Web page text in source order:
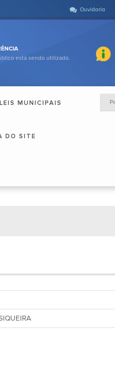
Ouvidoria
está sendo utilizado.
LEIS MUNICIPAIS
DO SITE